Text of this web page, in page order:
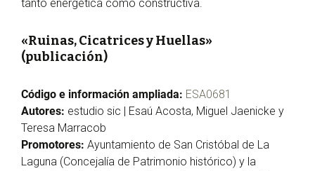
tanto energética como constructiva.
«Ruinas, Cicatrices y Huellas»
(publicación)
Código e información ampliada: ESA0681
Autores: estudio sic | Esaú Acosta, Miguel Jaenicke y
Teresa Marracob
Promotores: Ayuntamiento de San Cristóbal de La
Laguna (Concejalía de Patrimonio histórico) y la